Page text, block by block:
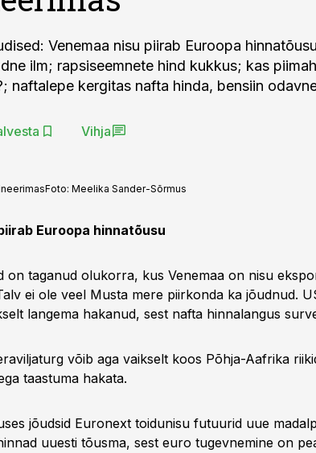
Venemaa nisu piirab Euroopa
ilm; rapsiseemnete hind kukkus; kas
naftalepe kergitas nafta hinda, bensiin
Vihja
Foto: Meelika Sander-Sõrmus
Euroopa hinnatõusu
on taganud olukorra, kus Venemaa on nisu
ei ole veel Musta mere piirkonda ka jõudnud.
langema hakanud, sest nafta hinnalangus
võib aga vaikselt koos Põhja-Aafrika
taastuma hakata.
jõudsid Euronext toidunisu futuurid uue
uuesti tõusma, sest euro tugevnemine on